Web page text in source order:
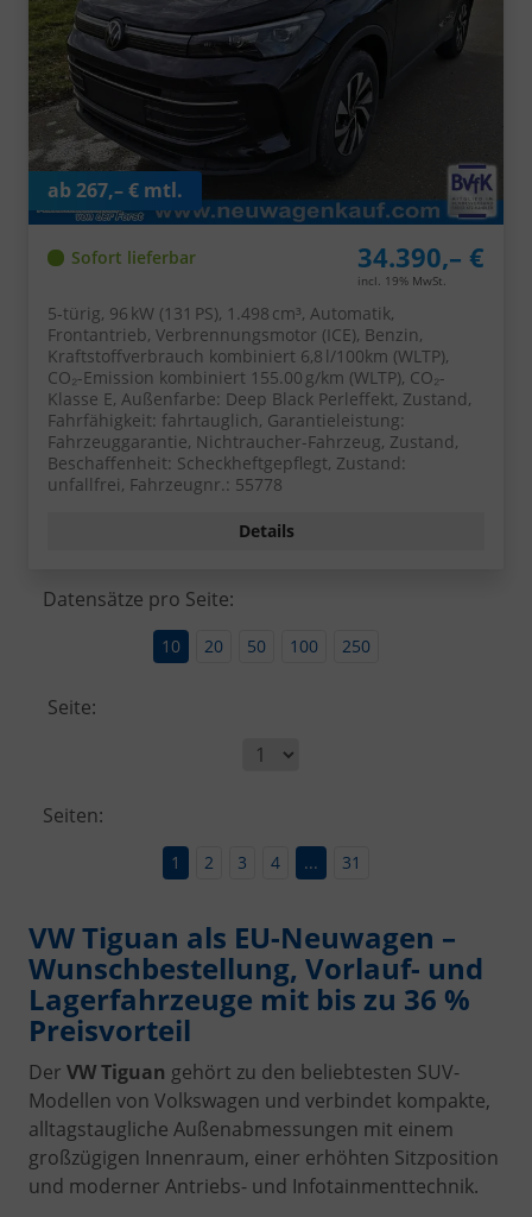
Sofort lieferbar 34.390,– €
incl. 19% MwSt.
ab 267,– € mtl.
5-türig, 96 kW (131 PS), 1.498 cm³, Automatik,
Frontantrieb, Verbrennungsmotor (ICE), Benzin,
Kraftstoffverbrauch kombiniert 6,8 l/100km (WLTP),
CO₂-Emission kombiniert 155.00 g/km (WLTP), CO₂-
Klasse E, Außenfarbe: Deep Black Perleffekt, Zustand,
Fahrfähigkeit: fahrtauglich, Garantieleistung:
Fahrzeuggarantie, Nichtraucher-Fahrzeug, Zustand,
Beschaffenheit: Scheckheftgepflegt, Zustand:
unfallfrei, Fahrzeugnr.: 55778
Details
Datensätze pro Seite:
10 20 50 100 250
Seite:
Seiten:
1 2 3 4 ... 31
VW Tiguan als EU-Neuwagen –
Wunschbestellung, Vorlauf- und
Lagerfahrzeuge mit bis zu 36 %
Preisvorteil
Der VW Tiguan gehört zu den beliebtesten SUV-
Modellen von Volkswagen und verbindet kompakte,
alltagstaugliche Außenabmessungen mit einem
großzügigen Innenraum, einer erhöhten Sitzposition
und moderner Antriebs- und Infotainmenttechnik.